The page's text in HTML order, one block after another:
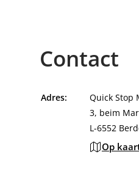
Contact
Adres:
Quick Stop
3, beim
L-6552
Op